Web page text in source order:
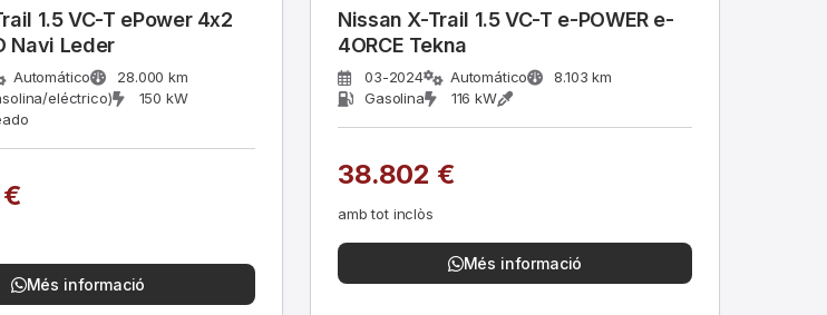
1.5 VC-T ePower 4x2
Navi Leder
Automático
28.000 km
eléctrico)
150 kW
Més informació
Nissan X-Trail 1.5 VC-T e-POWER e-
4ORCE Tekna
03-2024 Automático
8.103 km
Gasolina
116 kW
38.802 €
amb tot inclòs
Més informació